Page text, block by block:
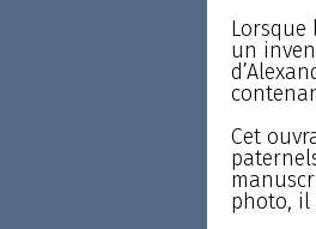
Lorsque
un
Cet
photo, il